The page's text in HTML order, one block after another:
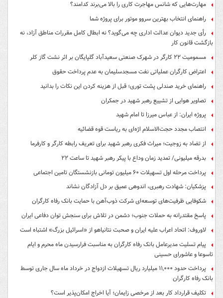
مهارت‌هایی که شانس مهاجرت کاری را بالا می‌برند کدامند؟
راهنمای انتخاب بهترین سروو موتور برای پروژه شما
رأی جدید دیوان عدالت اداری چه می‌گوید؟ نه ابطال کامل مقررات مناطق آزاد، نه
بازگشت قانون کار
مسمومیت ۲۲ کارگر در شهرک صنعتی سعیدآباد گلپایگان بر اثر نشت گاز کلر
اعتراض کارگران عملیاتی نفت مسجدسلیمان به عدم پرداخت حقوق
راهنمای خرید صندلی پشت توری؛ قبل از هزینه کردن این نکات را بدانید
تصاویر هوایی از تشییع رهبر شهید در جمکران
پروژه ایران: از عباس میرزا تا امام شهید
انتصاب مجدد حجت‌الاسلام اژه‌ای به ریاست قوه‌ قضائیه
از تضاد به زوجیت؛ میراث فکری رهبر شهید برای تعریف رابطه کارگر و کارفرما
بدرقه میلیونی/ تمدید زمان وداع با پیکر رهبر شهید تا ساعت ۲۲
پرداخت مرحله اول تسهیلات ۶۰ میلیون تومانی بازنشستگان تامین اجتماعی
پزشکیان: شهادت رهبری، اندوهی عمیق بر دل آزادگان نشاند
شکوفایی ظرفیت‌های توسعه‌ای شرکت ذوب‌آهن با حمایت‌ بانک رفاه کارگران
پاسخ مقتدرانه به حملات جنوب؛ دشمن در تلاش برای سنجش توان دفاعی ایران
لاوروف: اتحاد اعراب علیه ایران و صحبت نتانیاهو از «اسرائیل بزرگ» اشتباه است
پیام تسلیت مدیرعامل بانک رفاه کارگران به مناسبت فرارسیدن ماه محرم و ایام
تاسوعا و عاشورای حسینی
پرداخت حدود ۱۱,۰۰۰ میلیارد ریال تسهیلات ازدواج در خرداد ماه سال جاری توسط
بانک رفاه کارگران
تکلیف قرارداد کار بعد از مرخصی زایمان؛ آیا اخراج امکان‌پذیر است؟